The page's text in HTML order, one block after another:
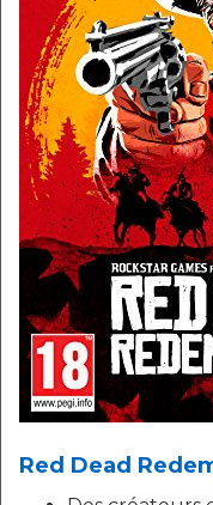
Red Dead